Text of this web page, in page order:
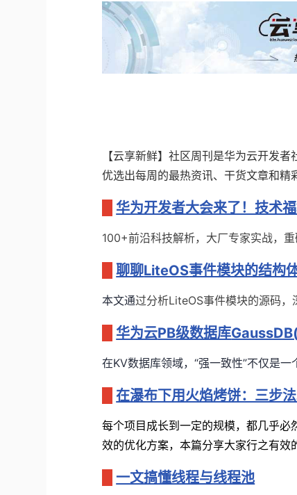
【云享新鲜】社区周刊是华为云开发
优选出每周的最热资讯、干货文章和精
华为开发者大会来了！技术
100+前沿科技解析，大厂专家实战，
聊聊LiteOS事件模块的结构
本文通过分析LiteOS事件模块的源码，
华为云PB级数据库
在KV数据库领域，“强一致性”不仅是一
在瀑布下用火焰烤饼：三步
每个项目成长到一定的规模，都几乎必
效的优化方案，本篇分享大家行之有效
一文搞懂线程与线程池